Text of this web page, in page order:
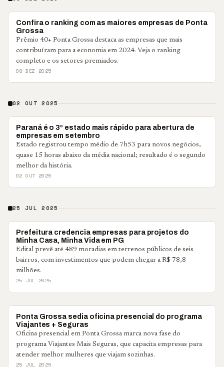
PONTA GROSSA
Confira o ranking com as maiores empresas de Ponta
Grossa
Prêmio 40+ Ponta Grossa destaca as empresas que mais
contribuíram para a economia em 2024. Veja o ranking
completo e os setores premiados.
08 DEZ 2025
02 OUT 2025
PARANÁ
Paraná é o 3º estado mais rápido para abertura de
empresas em setembro
Estado registrou tempo médio de 7h53 para novos negócios,
quase 15 horas abaixo da média nacional; resultado é o segundo
melhor da história.
02 OUT 2025
25 JUL 2025
PONTA GROSSA
Prefeitura credencia empresas para projetos do
Minha Casa, Minha Vida em PG
Edital prevê até 489 moradias em terrenos públicos de seis
bairros, com investimentos que podem chegar a R$ 78,8
milhões.
25 JUL 2025
PONTA GROSSA
Ponta Grossa sedia oficina presencial do programa
Viajantes + Seguras
Oficina presencial em Ponta Grossa marca nova fase do
programa Viajantes Mais Seguras, que capacita empresas para
atender melhor mulheres que viajam sozinhas.
25 JUL 2025